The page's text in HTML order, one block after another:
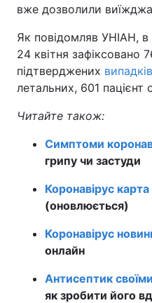
Тема оформлення
вже дозволили
Як повідомляв УНІАН, в
24 квітня зафіксовано
підтверджених
летальних, 601 пацієнт
Читайте також:
Симптоми
грипу чи застуди
Коронавірус карта
(оновлюється)
Коронавірус
онлайн
Антисептик
як зробити його